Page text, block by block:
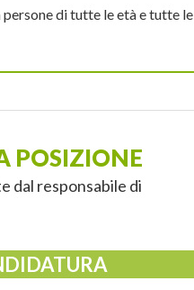
di tutte le età e tutte le
POSIZIONE
dal responsabile di